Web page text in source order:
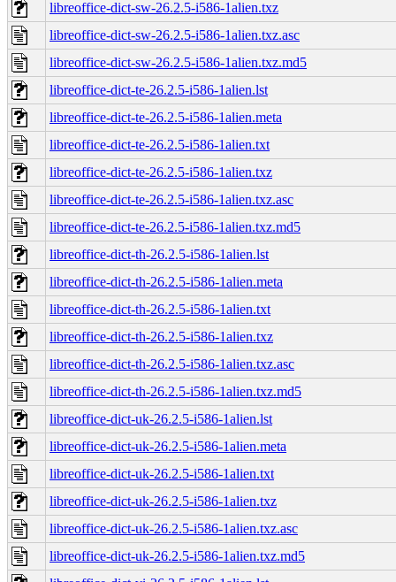
libreoffice-dict-sw-26.2.5-i586-1alien.txz
libreoffice-dict-sw-26.2.5-i586-1alien.txz.asc
libreoffice-dict-sw-26.2.5-i586-1alien.txz.md5
libreoffice-dict-te-26.2.5-i586-1alien.lst
libreoffice-dict-te-26.2.5-i586-1alien.meta
libreoffice-dict-te-26.2.5-i586-1alien.txt
libreoffice-dict-te-26.2.5-i586-1alien.txz
libreoffice-dict-te-26.2.5-i586-1alien.txz.asc
libreoffice-dict-te-26.2.5-i586-1alien.txz.md5
libreoffice-dict-th-26.2.5-i586-1alien.lst
libreoffice-dict-th-26.2.5-i586-1alien.meta
libreoffice-dict-th-26.2.5-i586-1alien.txt
libreoffice-dict-th-26.2.5-i586-1alien.txz
libreoffice-dict-th-26.2.5-i586-1alien.txz.asc
libreoffice-dict-th-26.2.5-i586-1alien.txz.md5
libreoffice-dict-uk-26.2.5-i586-1alien.lst
libreoffice-dict-uk-26.2.5-i586-1alien.meta
libreoffice-dict-uk-26.2.5-i586-1alien.txt
libreoffice-dict-uk-26.2.5-i586-1alien.txz
libreoffice-dict-uk-26.2.5-i586-1alien.txz.asc
libreoffice-dict-uk-26.2.5-i586-1alien.txz.md5